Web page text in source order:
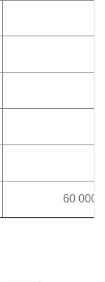
60 000